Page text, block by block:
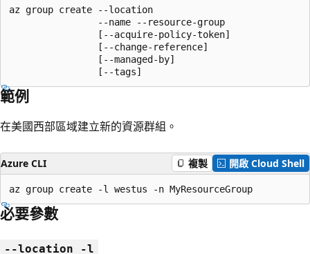
az group create --location
                --name --resource-group
                [--acquire-policy-token]
                [--change-reference]
                [--managed-by]
                [--tags]
範例
在美國西部區域建立新的資源群組。
Azure CLI 複製 開啟 Cloud Shell
az group create -l westus -n MyResourceGroup
必要參數
--location -l